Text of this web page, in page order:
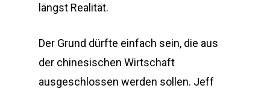
längst Realität.
Der Grund dürfte einfach sein, die aus
der chinesischen Wirtschaft
ausgeschlossen werden sollen. Jeff